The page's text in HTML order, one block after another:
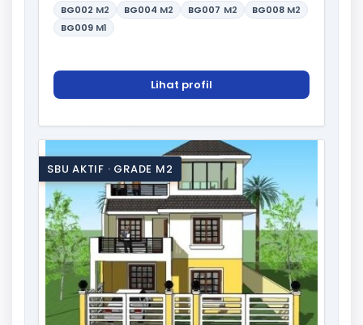
BG002 M2 BG004 M2 BG007 M2 BG008 M2
BG009 M1
Lihat profil
SBU AKTIF · GRADE M2